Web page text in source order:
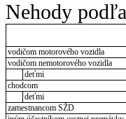
Nehody
vodičom motorového vozidla
vodičom nemotorového vozidla
deťmi
chodcom
deťmi
zamestnancom SŽD